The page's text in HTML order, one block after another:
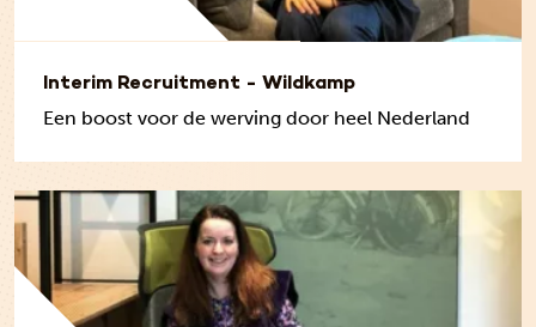
Interim Recruitment - Wildkamp
Een boost voor de werving door heel Nederland